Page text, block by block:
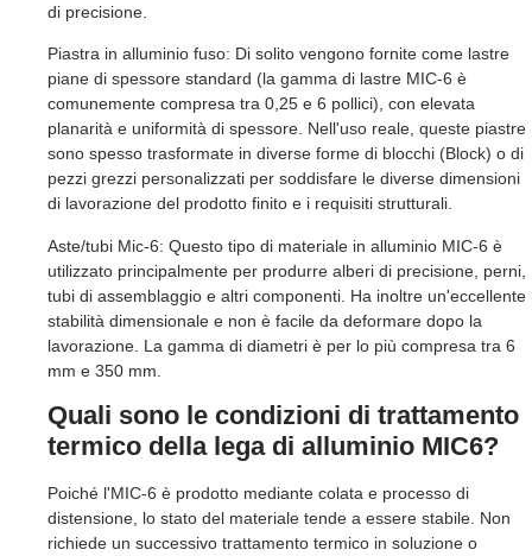
di precisione.
Piastra in alluminio fuso: Di solito vengono fornite come lastre
piane di spessore standard (la gamma di lastre MIC-6 è
comunemente compresa tra 0,25 e 6 pollici), con elevata
planarità e uniformità di spessore. Nell'uso reale, queste piastre
sono spesso trasformate in diverse forme di blocchi (Block) o di
pezzi grezzi personalizzati per soddisfare le diverse dimensioni
di lavorazione del prodotto finito e i requisiti strutturali.
Aste/tubi Mic-6: Questo tipo di materiale in alluminio MIC-6 è
utilizzato principalmente per produrre alberi di precisione, perni,
tubi di assemblaggio e altri componenti. Ha inoltre un'eccellente
stabilità dimensionale e non è facile da deformare dopo la
lavorazione. La gamma di diametri è per lo più compresa tra 6
mm e 350 mm.
Quali sono le condizioni di trattamento
termico della lega di alluminio MIC6?
Poiché l'MIC-6 è prodotto mediante colata e processo di
distensione, lo stato del materiale tende a essere stabile. Non
richiede un successivo trattamento termico in soluzione o